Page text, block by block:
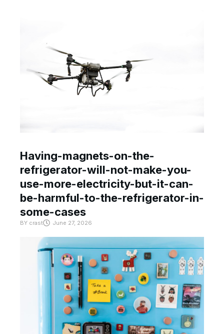
Having-magnets-on-the-
refrigerator-will-not-make-you-
use-more-electricity-but-it-can-
be-harmful-to-the-refrigerator-in-
some-cases
BY crast June 27, 2026